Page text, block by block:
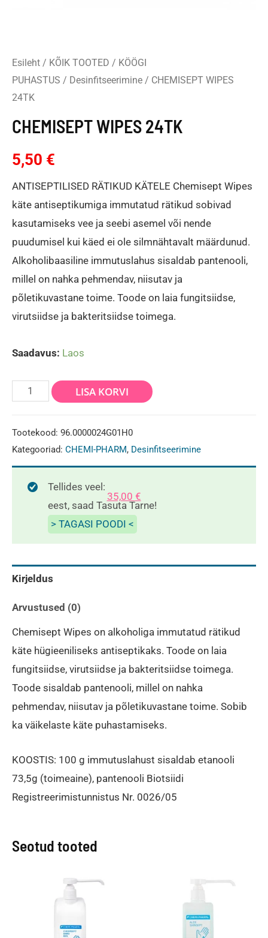
Esileht / KÕIK TOOTED / KÖÖGI
PUHASTUS / Desinfitseerimine / CHEMISEPT WIPES
24TK
CHEMISEPT WIPES 24TK
5,50 €
ANTISEPTILISED RÄTIKUD KÄTELE Chemisept Wipes
käte antiseptikumiga immutatud rätikud sobivad
kasutamiseks vee ja seebi asemel või nende
puudumisel kui käed ei ole silmnähtavalt määrdunud.
Alkoholibaasiline immutuslahus sisaldab pantenooli,
millel on nahka pehmendav, niisutav ja
põletikuvastane toime. Toode on laia fungitsiidse,
virutsiidse ja bakteritsiidse toimega.
Saadavus: Laos
CHEMISEPT
kogus
LISA KORVI
Tootekood: 96.0000024G01H0
Kategooriad: CHEMI-PHARM, Desinfitseerimine
Tellides veel:
35,00 €
eest, saad Tasuta Tarne!
> TAGASI POODI <
Kirjeldus
Arvustused (0)
Chemisept Wipes on alkoholiga immutatud rätikud
käte hügieeniliseks antiseptikaks. Toode on laia
fungitsiidse, virutsiidse ja bakteritsiidse toimega.
Toode sisaldab pantenooli, millel on nahka
pehmendav, niisutav ja põletikuvastane toime. Sobib
ka väikelaste käte puhastamiseks.
KOOSTIS: 100 g immutuslahust sisaldab etanooli
73,5g (toimeaine), pantenooli Biotsiidi
Registreerimistunnistus Nr. 0026/05
Seotud tooted